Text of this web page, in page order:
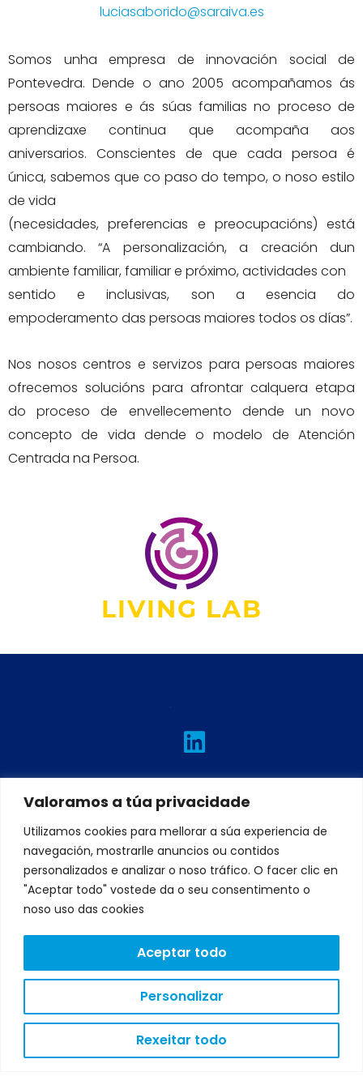
Valoramos a túa privacidade
Utilizamos cookies para mellorar a súa experiencia de
navegación, mostrarlle anuncios ou contidos
personalizados e analizar o noso tráfico. O facer clic en
"Aceptar todo" vostede da o seu consentimento o
noso uso das cookies
Personalizar
Rexeitar todo
Aceptar todo
luciasaborido@saraiva.es
Somos unha empresa de innovación social de
Pontevedra. Dende o ano 2005 acompañamos ás
persoas maiores e ás súas familias no proceso de
aprendizaxe continua que acompaña aos
aniversarios. Conscientes de que cada persoa é
única, sabemos que co paso do tempo, o noso estilo
de vida
(necesidades, preferencias e preocupacións) está
cambiando. “A personalización, a creación dun
ambiente familiar, familiar e próximo, actividades con
sentido e inclusivas, son a esencia do
empoderamento das persoas maiores todos os días”.
Nos nosos centros e servizos para persoas maiores
ofrecemos solucións para afrontar calquera etapa
do proceso de envellecemento dende un novo
concepto de vida dende o modelo de Atención
Centrada na Persoa.
LIVING LAB
L
i
n
k
e
d
i
n
I
n
s
t
a
g
r
a
T
w
i
t
t
e
r
F
a
c
e
b
o
o
k
Y
o
u
t
u
b
e
AVISO
LEGAL
POLÍTICA
DE
PRIVACIDADE
POLÍTICA